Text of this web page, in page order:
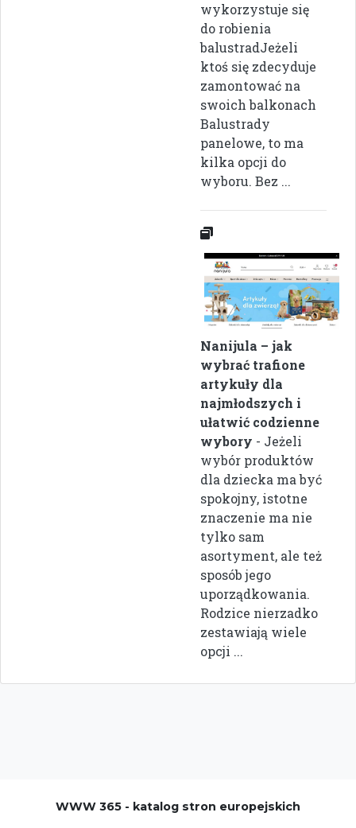
wykorzystuje się
do robienia
balustradJeżeli
ktoś się zdecyduje
zamontować na
swoich balkonach
Balustrady
panelowe, to ma
kilka opcji do
wyboru. Bez ...
Nanijula – jak
wybrać trafione
artykuły dla
najmłodszych i
ułatwić codzienne
wybory - Jeżeli
wybór produktów
dla dziecka ma być
spokojny, istotne
znaczenie ma nie
tylko sam
asortyment, ale też
sposób jego
uporządkowania.
Rodzice nierzadko
zestawiają wiele
opcji ...
WWW 365 - katalog stron europejskich